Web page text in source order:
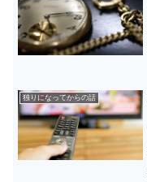
独りになってからの話